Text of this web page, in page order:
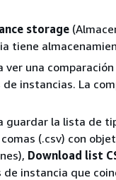
storage
tiene
ver una
instancias. La
guardar la lista de
(.csv) con
Download list
instancia que